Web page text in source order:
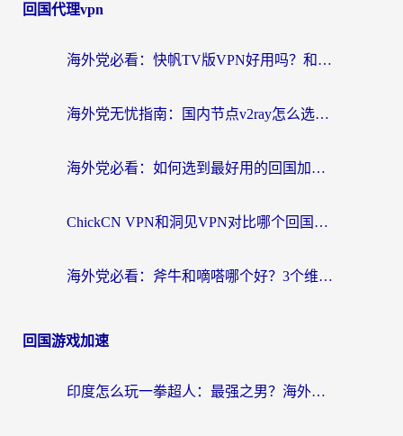
回国代理vpn
海外党必看：快帆TV版VPN好用吗？和快游VPN对比哪个回国效果更好？附实用避坑指南
海外党无忧指南：国内节点v2ray怎么选？一键回国VPN+多场景实测帮你避坑
海外党必看：如何选到最好用的回国加速器？从节点到售后的全维度指南
ChickCN VPN和洞见VPN对比哪个回国效果更好？海外党亲测3款加速器+避坑指南
海外党必看：斧牛和嘀嗒哪个好？3个维度教你选对回国加速器
回国游戏加速
印度怎么玩一拳超人：最强之男？海外党国服游戏加速避坑指南